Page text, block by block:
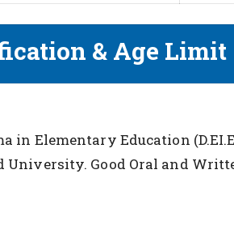
& Age Limit
in Elementary Education
University. Good Oral and